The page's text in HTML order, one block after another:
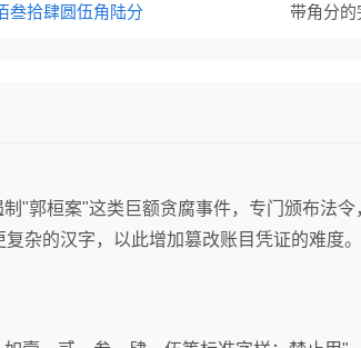
叁拾肆圆伍角陆分 带角分的
"郭桓案"这类巨额贪腐事件，专门颁布法令
杂的汉字，以此增加篡改账目凭证的难度